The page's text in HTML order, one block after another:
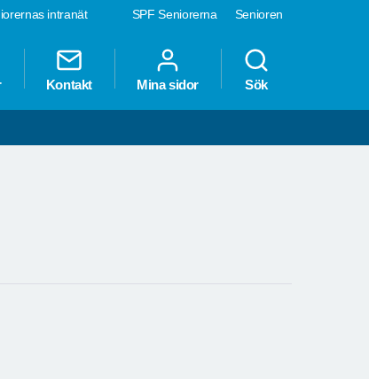
SPF Seniorerna Senioren
intranät
Kontakt Mina sidor Sök